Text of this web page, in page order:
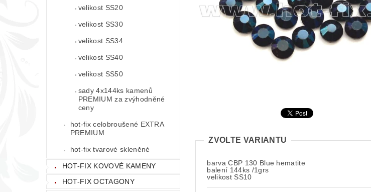
velikost SS20
velikost SS30
velikost SS34
velikost SS40
velikost SS50
sady 4x144ks kamenů
PREMIUM za zvýhodněné
ceny
hot-fix celobroušené EXTRA
PREMIUM
hot-fix tvarové skleněné
HOT-FIX KOVOVÉ KAMENY
HOT-FIX OCTAGONY
ZVOLTE VARIANTU
barva CBP 130 Blue hematite
balení 144ks /1grs
velikost SS10